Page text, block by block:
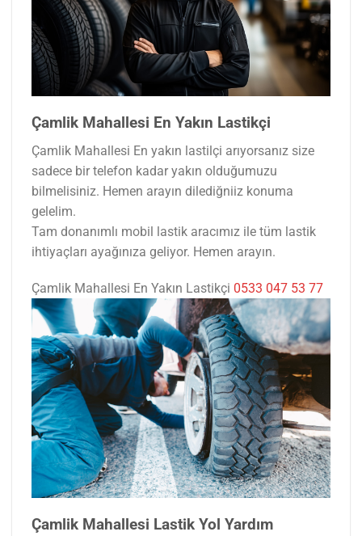
Çamlik Mahallesi En Yakın Lastikçi
Çamlik Mahallesi En yakın lastilçi arıyorsanız size
sadece bir telefon kadar yakın olduğumuzu
bilmelisiniz. Hemen arayın dilediğniiz konuma
gelelim.
Tam donanımlı mobil lastik aracımız ile tüm lastik
ihtiyaçları ayağınıza geliyor. Hemen arayın.
Çamlik Mahallesi En Yakın Lastikçi 0533 047 53 77
Çamlik Mahallesi Lastik Yol Yardım